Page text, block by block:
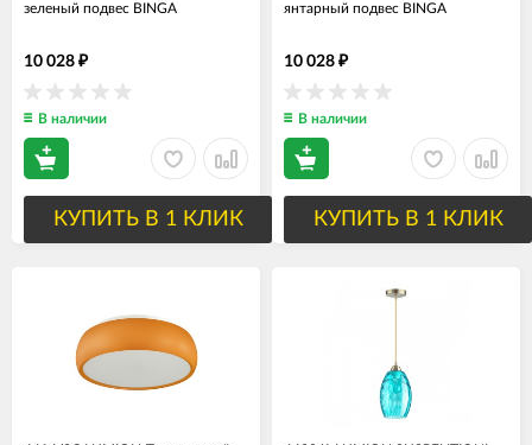
зеленый подвес BINGA
10 028 ₽
В наличии
КУПИТЬ В 1 КЛИК
янтарный подвес BINGA
10 028 ₽
В наличии
КУПИТЬ В 1 КЛИК